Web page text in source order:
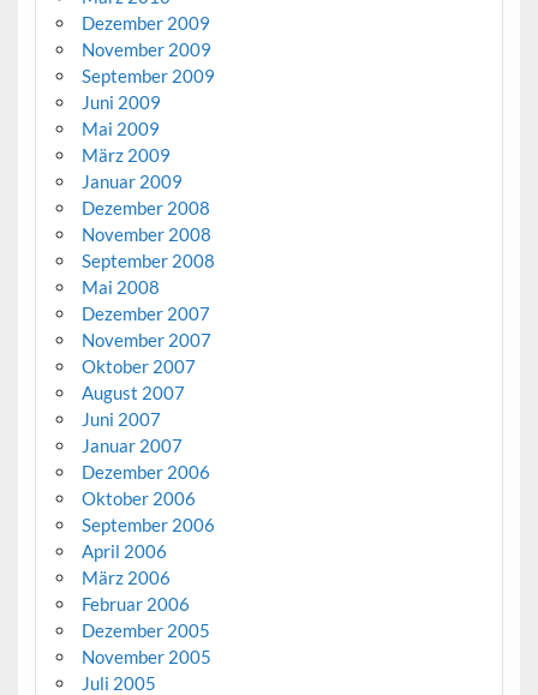
Dezember 2009
November 2009
September 2009
Juni 2009
Mai 2009
März 2009
Januar 2009
Dezember 2008
November 2008
September 2008
Mai 2008
Dezember 2007
November 2007
Oktober 2007
August 2007
Juni 2007
Januar 2007
Dezember 2006
Oktober 2006
September 2006
April 2006
März 2006
Februar 2006
Dezember 2005
November 2005
Juli 2005